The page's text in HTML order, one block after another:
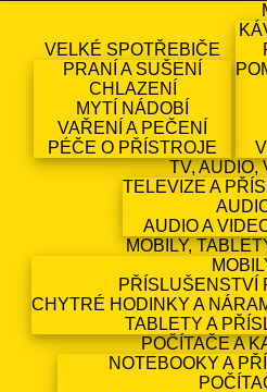
VELKÉ SPOTŘEBIČE
PRANÍ A SUŠENÍ
CHLAZENÍ
MYTÍ NÁDOBÍ
VAŘENÍ A PEČENÍ
PÉČE O PŘÍSTROJE
TV, AUDIO,
TELEVIZE A
AUDIO A
MOBILY,
PŘÍSLUŠENSTVÍ
CHYTRÉ HODINKY A
TABLETY A
POČÍTAČE A
NOTEBOOKY A